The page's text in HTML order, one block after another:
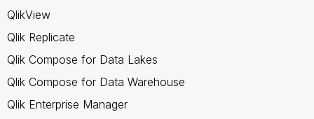
QlikView
Qlik Replicate
Qlik Compose for Data Lakes
Qlik Compose for Data Warehouse
Qlik Enterprise Manager